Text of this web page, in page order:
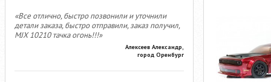
«Все отлично, быстро позвонили и уточнили
детали заказа, быстро отправили, заказ получил,
MJX 10210 тачка огонь!!!»
Алексеев Александр,
город Оренбург